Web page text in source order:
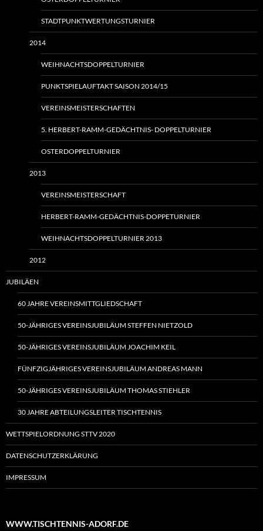
STADTPUNKTWERTUNGSTURNIER
2014
WEIHNACHTSDOPPELTURNIER
PUNKTSPIELAUFTAKT SAISON 2014/15
VEREINSMEISTERSCHAFTEN
5. HERBERT-RAMM-GEDÄCHTNIS- DOPPELTURNIER
OSTERDOPPELTURNIER
2013
VEREINSMEISTERSCHAFT
HERBERT-RAMM-GEDÄCHTNIS-DOPPETURNIER
WEIHNACHTSDOPPELTURNIER 2013
2012
JUBILÄEN
60 JAHRE VEREINSMITTGLIEDSCHAFT
50-JÄHRIGES VEREINSJUBILÄUM STEFFEN NIETZOLD
50-JÄHRIGES VEREINSJUBILÄUM JOACHIM KEIL
FÜNFZIGJÄHRIGES VEREINSJUBILÄUM ANDREAS MANN
50-JÄHRIGES VEREINSJUBILÄUM THOMAS STIEHLER
30 JAHRE ABTEILUNGSLEITER TISCHTENNIS
WETTSPIELORDNUNG STTV 2020
DATENSCHUTZERKLÄRUNG
IMPRESSUM
WWW.TISCHTENNIS-ADORF.DE